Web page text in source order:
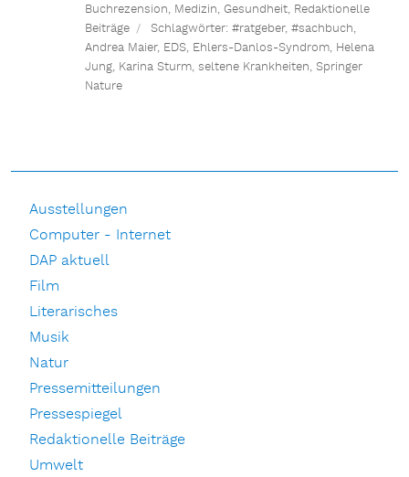
Buchrezension, Medizin, Gesundheit, Redaktionelle
Beiträge
Schlagwörter:#ratgeber,#sachbuch,
Andrea Maier, EDS, Ehlers-Danlos-Syndrom, Helena
Jung, Karina Sturm,seltene Krankheiten, Springer
Nature
Ausstellungen
Computer - Internet
DAP aktuell
Film
Literarisches
Musik
Natur
Pressemitteilungen
Pressespiegel
Redaktionelle Beiträge
Umwelt